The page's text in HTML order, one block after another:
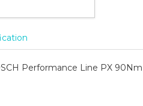
Performance Line PX 90Nm